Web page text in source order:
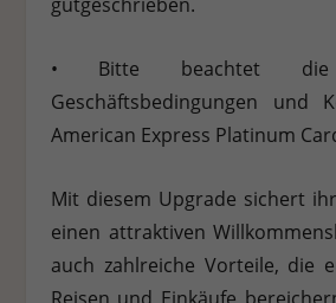
•
Bitte beachtet die
Geschäftsbedingungen und
American Express Platinum
Mit diesem Upgrade sichert
einen attraktiven
auch zahlreiche Vorteile, die
Reisen und Einkäufe